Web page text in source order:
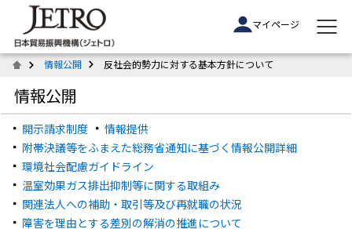
マイページ
情報公開 反社会的勢力に対する基本方針について
情報公開
開示請求制度
情報提供
附帯決議等をふまえた総務省通知に基づく情報公開詳細
環境社会配慮ガイドライン
温室効果ガス排出抑制等に関する取組み
関連法人への補助・取引等及び再就職の状況
障害を理由とする差別の解消の推進について